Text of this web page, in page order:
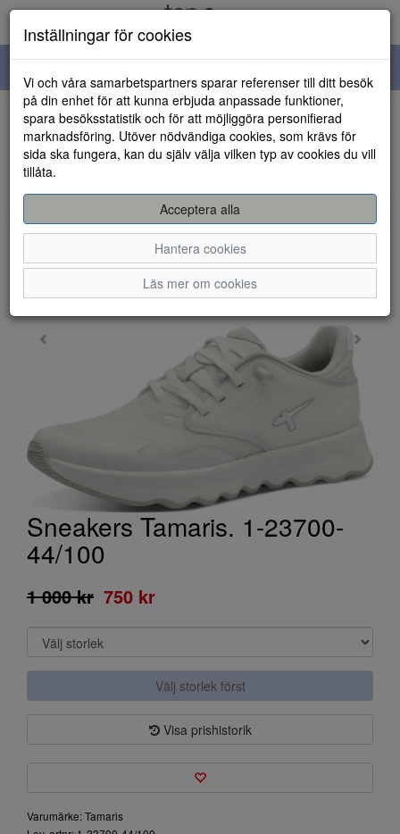
navigation
HEM
Sneakers Tamaris. 1-23700-
44/100
1 000 kr 750 kr
Välj storlek först
Visa prishistorik
Varumärke: Tamaris
Inställningar för cookies
Vi och våra samarbetspartners sparar referenser till ditt besök
på din enhet för att kunna erbjuda anpassade funktioner,
spara besöksstatistik och för att möjliggöra personifierad
marknadsföring. Utöver nödvändiga cookies, som krävs för
sida ska fungera, kan du själv välja vilken typ av cookies du vill
tillåta.
Acceptera alla
Hantera cookies
Läs mer om cookies